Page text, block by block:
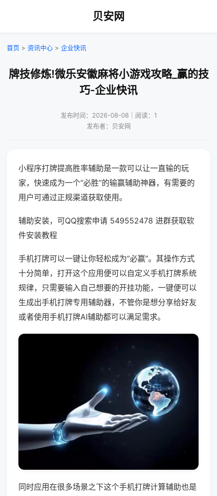
贝安网
首页 > 资讯中心 > 企业快讯
牌技修炼!微乐安徽麻将小游戏攻略_赢的技
巧-企业快讯
发布时间：2026-08-08｜阅读：1
发布者：贝安网
小程序打牌提高胜率辅助是一款可以让一直输的玩
家，快速成为一个“必胜”的输赢辅助神器，有需要的
用户可通过正规渠道获取使用。
辅助安装，可QQ搜索申请 549552478 进群获取软
件安装教程
手机打牌可以一键让你轻松成为“必赢”。其操作方式
十分简单，打开这个应用便可以自定义手机打牌系统
规律，只需要输入自己想要的开挂功能，一键便可以
生成出手机打牌专用辅助器，不管你是想分享给好友
或者使用手机打牌AI辅助都可以满足需求。
同时应用在很多场景之下这个手机打牌计算辅助也是